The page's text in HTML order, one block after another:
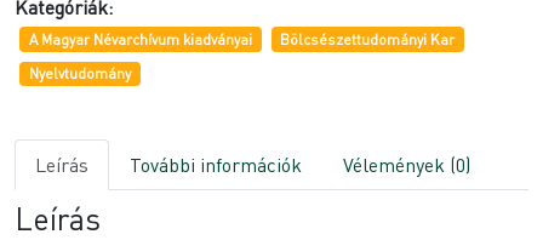
Kategóriák:
A Magyar Névarchívum kiadványai
Bölcsészettudományi Kar
Nyelvtudomány
Leírás További információk Vélemények (0)
Leírás